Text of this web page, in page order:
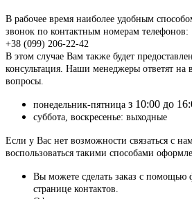
В рабочее время наиболее удобным
звонок по контактным номерам телефонов:
+38 (099) 206-22-42
В этом случае Вам также будет
консультация. Наши менеджеры ответят на
вопросы.
понедельник-пятница з 10:00 до
суббота, воскресенье: выходные
Если у Вас нет возможности связаться с
воспользоваться такими способами
Вы можете сделать заказ с помощью
странице контактов.